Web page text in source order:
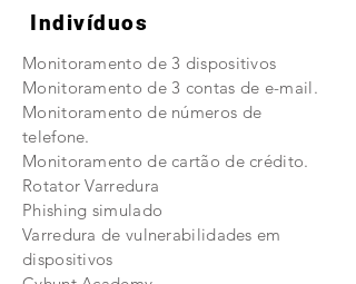
Indivíduos
Monitoramento de 3 dispositivos
Monitoramento de 3 contas de e-mail.
Monitoramento de números de
telefone.
Monitoramento de cartão de crédito.
Rotator Varredura
Phishing simulado
Varredura de vulnerabilidades em
dispositivos